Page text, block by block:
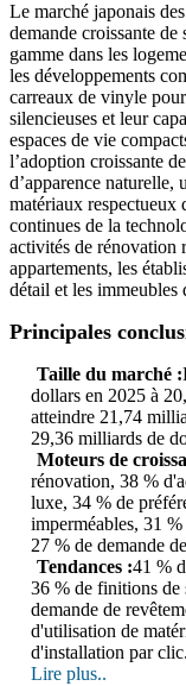
Le marché japonais
demande croissante
gamme dans les
les développements
carreaux de vinyle
silencieuses et leur
espaces de vie
l’adoption croissante
d’apparence naturelle,
matériaux respectueux
continues de la
activités de rénovation
appartements, les
détail et les immeubles
Principales
Taille du marché :
dollars en 2025 à
atteindre 21,74
29,36 milliards de
Moteurs de
rénovation, 38 %
luxe, 34 % de
imperméables, 31
27 % de demande
Tendances :41 %
36 % de finitions de
demande de
d'utilisation de
d'installation par clic.
Lire plus..